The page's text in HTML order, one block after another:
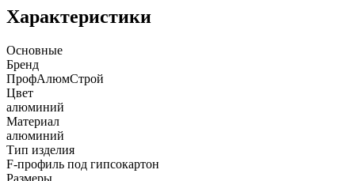
Характеристики
Основные
Бренд
ПрофАлюмСтрой
Цвет
алюминий
Материал
алюминий
Тип изделия
F-профиль под гипсокартон
Размеры